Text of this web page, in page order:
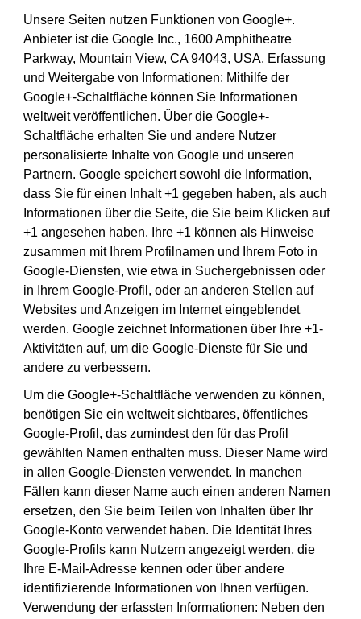
Unsere Seiten nutzen Funktionen von Google+.
Anbieter ist die Google Inc., 1600 Amphitheatre
Parkway, Mountain View, CA 94043, USA. Erfassung
und Weitergabe von Informationen: Mithilfe der
Google+-Schaltfläche können Sie Informationen
weltweit veröffentlichen. Über die Google+-
Schaltfläche erhalten Sie und andere Nutzer
personalisierte Inhalte von Google und unseren
Partnern. Google speichert sowohl die Information,
dass Sie für einen Inhalt +1 gegeben haben, als auch
Informationen über die Seite, die Sie beim Klicken auf
+1 angesehen haben. Ihre +1 können als Hinweise
zusammen mit Ihrem Profilnamen und Ihrem Foto in
Google-Diensten, wie etwa in Suchergebnissen oder
in Ihrem Google-Profil, oder an anderen Stellen auf
Websites und Anzeigen im Internet eingeblendet
werden. Google zeichnet Informationen über Ihre +1-
Aktivitäten auf, um die Google-Dienste für Sie und
andere zu verbessern.
Um die Google+-Schaltfläche verwenden zu können,
benötigen Sie ein weltweit sichtbares, öffentliches
Google-Profil, das zumindest den für das Profil
gewählten Namen enthalten muss. Dieser Name wird
in allen Google-Diensten verwendet. In manchen
Fällen kann dieser Name auch einen anderen Namen
ersetzen, den Sie beim Teilen von Inhalten über Ihr
Google-Konto verwendet haben. Die Identität Ihres
Google-Profils kann Nutzern angezeigt werden, die
Ihre E-Mail-Adresse kennen oder über andere
identifizierende Informationen von Ihnen verfügen.
Verwendung der erfassten Informationen: Neben den